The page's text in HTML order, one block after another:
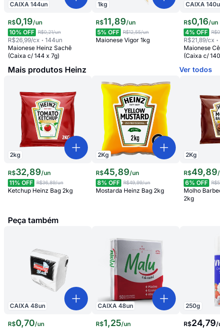
CAIXA 144un
R$0,19/un
10% OFF R$0,21/un
R$26,99/cx 144un
Maionese Heinz Sachê
(Caixa c/ 144 x 7g)
1kg
R$11,89/un
5% OFF R$12,55/un
Maionese Vigor 1kg
CAIXA140
R$0,16/un
4% OFF
R$21,89/cx
Maionese
(Caixa c/
Mais produtos Heinz Ver todos
2kg
R$32,89/un
11% OFF R$36,89/un
Ketchup Heinz Bag 2kg
2Kg
R$45,89/un
8% OFF R$49,99/un
Mostarda Heinz Bag 2kg
2Kg
R$49,89/
6% OFF
Molho
2kg
Peça também
CAIXA 48un
R$0,70/un
CAIXA48un
R$1,25/un
250g
R$24,79/